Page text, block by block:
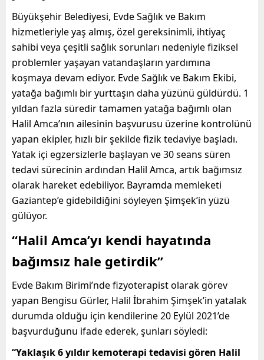
Büyükşehir Belediyesi, Evde Sağlık ve Bakım
hizmetleriyle yaş almış, özel gereksinimli, ihtiyaç
sahibi veya çeşitli sağlık sorunları nedeniyle fiziksel
problemler yaşayan vatandaşların yardımına
koşmaya devam ediyor. Evde Sağlık ve Bakım Ekibi,
yatağa bağımlı bir yurttaşın daha yüzünü güldürdü. 1
yıldan fazla süredir tamamen yatağa bağımlı olan
Halil Amca’nın ailesinin başvurusu üzerine kontrolünü
yapan ekipler, hızlı bir şekilde fizik tedaviye başladı.
Yatak içi egzersizlerle başlayan ve 30 seans süren
tedavi sürecinin ardından Halil Amca, artık bağımsız
olarak hareket edebiliyor. Bayramda memleketi
Gaziantep’e gidebildiğini söyleyen Şimşek’in yüzü
gülüyor.
“Halil Amca’yı kendi hayatında
bağımsız hale getirdik”
Evde Bakım Birimi’nde fizyoterapist olarak görev
yapan Bengisu Gürler, Halil İbrahim Şimşek’in yatalak
durumda olduğu için kendilerine 20 Eylül 2021’de
başvurduğunu ifade ederek, şunları söyledi:
“Yaklaşık 6 yıldır kemoterapi tedavisi gören Halil